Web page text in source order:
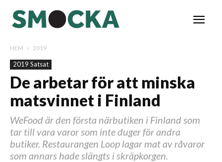
HEM 2019
2019 Satsat
De arbetar för att minska
matsvinnet i Finland
WeFood är den första närbutiken i Finland som
tar till vara varor som inte duger för andra
butiker. Restaurangen Loop lagar mat av råvaror
som annars hade slängts i skräpkorgen.